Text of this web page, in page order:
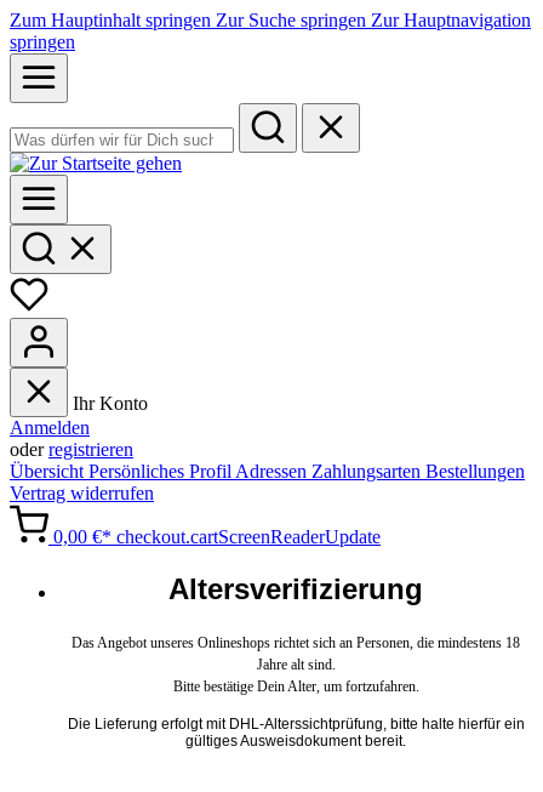
Zum Hauptinhalt springen Zur Suche springen Zur Hauptnavigation
springen
Ihr Konto
Anmelden
oderregistrieren
Übersicht Persönliches Profil Adressen Zahlungsarten Bestellungen
Vertrag widerrufen
0,00 €* checkout.cartScreenReaderUpdate
Altersverifizierung
Das Angebot unseres Onlineshops richtet sich an Personen, die mindestens 18
Jahre alt sind.
Bitte bestätige Dein Alter, um fortzufahren.
Die Lieferung erfolgt mit DHL-Alterssichtprüfung, bitte halte hierfür ein
gültiges Ausweisdokument bereit.